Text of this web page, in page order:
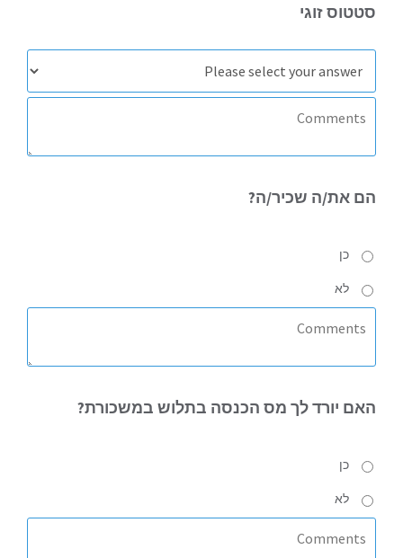
סטטוסזוגי
הם את/ה שכיר/ה?
כן
לא
האם יורד לך מס הכנסה בתלוש במשכורת?
כן
לא